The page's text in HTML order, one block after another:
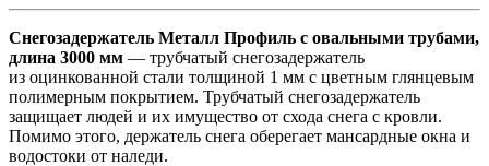
Снегозадержатель Металл Профиль с овальными трубами,
длина 3000 мм — трубчатый снегозадержатель
из оцинкованной стали толщиной 1 мм с цветным глянцевым
полимерным покрытием. Трубчатый снегозадержатель
защищает людей и их имущество от схода снега с кровли.
Помимо этого, держатель снега оберегает мансардные окна и
водостоки от наледи.